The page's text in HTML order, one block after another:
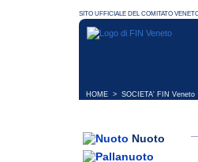
HOME > SOCIETA' FIN Veneto
Nuoto